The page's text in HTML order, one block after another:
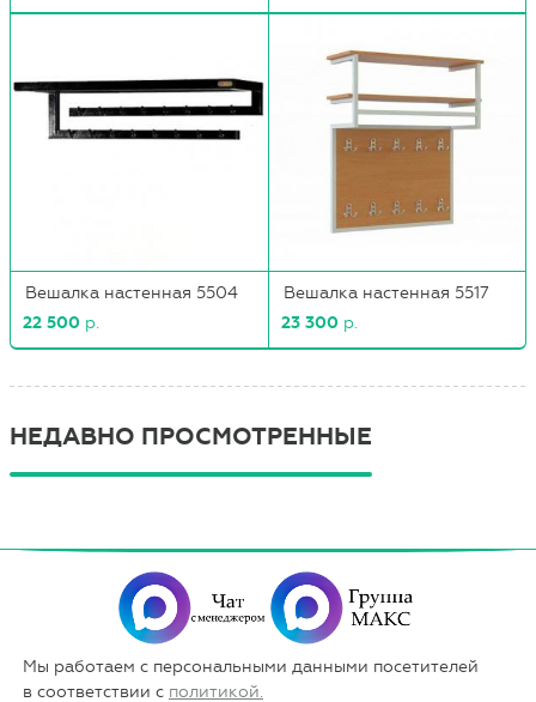
Вешалка настенная 5504
22 500 р.
Вешалка настенная 5517
23 300 р.
НЕДАВНО ПРОСМОТРЕННЫЕ
Мы работаем с персональными данными посетителей
в соответствии с политикой.